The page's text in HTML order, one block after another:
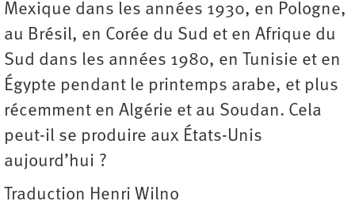
Mexique dans les années 1930, en Pologne,
au Brésil, en Corée du Sud et en Afrique du
Sud dans les années 1980, en Tunisie et en
Égypte pendant le printemps arabe, et plus
récemment en Algérie et au Soudan. Cela
peut-il se produire aux États-Unis
aujourd’hui ?
Traduction Henri Wilno